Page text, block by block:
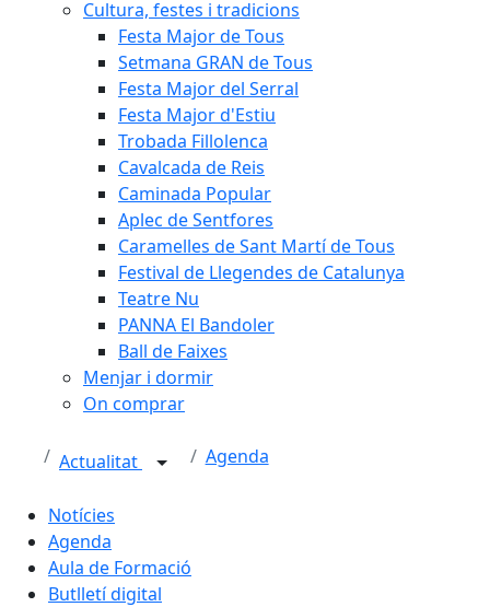
Cultura, festes i tradicions
Festa Major de Tous
Setmana GRAN de Tous
Festa Major del Serral
Festa Major d'Estiu
Trobada Fillolenca
Cavalcada de Reis
Caminada Popular
Aplec de Sentfores
Caramelles de Sant Martí de Tous
Festival de Llegendes de Catalunya
Teatre Nu
PANNA El Bandoler
Ball de Faixes
Menjar i dormir
On comprar
Actualitat Agenda
Notícies
Agenda
Aula de Formació
Butlletí digital